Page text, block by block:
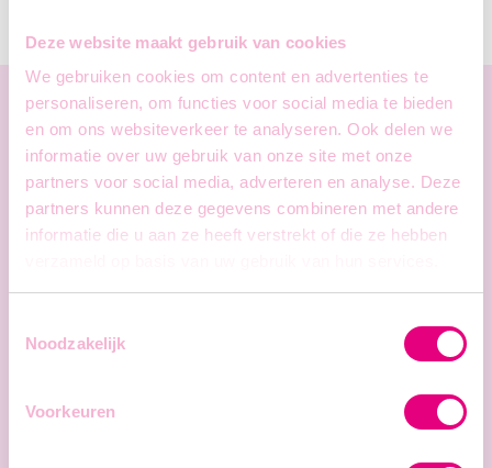
Deze website maakt gebruik van cookies
We gebruiken cookies om content en advertenties te
personaliseren, om functies voor social media te bieden
en om ons websiteverkeer te analyseren. Ook delen we
informatie over uw gebruik van onze site met onze
partners voor social media, adverteren en analyse. Deze
partners kunnen deze gegevens combineren met andere
informatie die u aan ze heeft verstrekt of die ze hebben
Noodzakelijk
Voorkeuren
Applynow!